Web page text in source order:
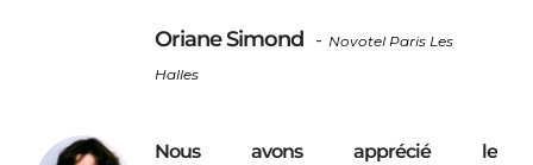
Oriane Simond - Novotel Paris Les
Halles
Nous avons apprécié le